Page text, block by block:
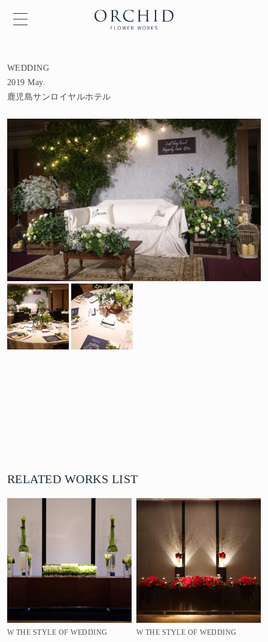
WEDDING
2019 May.
鹿児島サンロイヤルホテル
RELATED WORKS LIST
W THE STYLE OF WEDDING
W THE STYLE OF WEDDING